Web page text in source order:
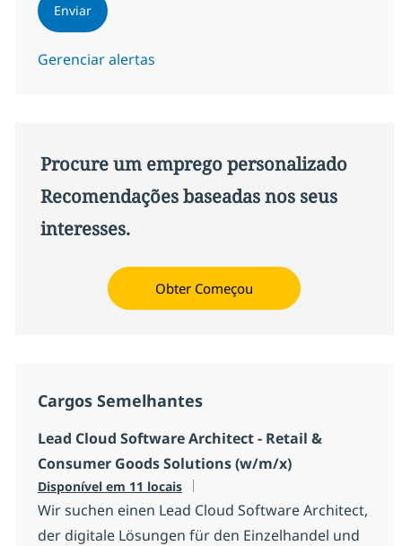
Enviar
Gerenciar alertas
Procure um emprego personalizado
Recomendações baseadas nos seus
interesses.
Obter Começou
Cargos Semelhantes
Lead Cloud Software Architect - Retail &
Consumer Goods Solutions (w/m/x)
Disponível em 11 locais
Wir suchen einen Lead Cloud Software Architect,
der digitale Lösungen für den Einzelhandel und